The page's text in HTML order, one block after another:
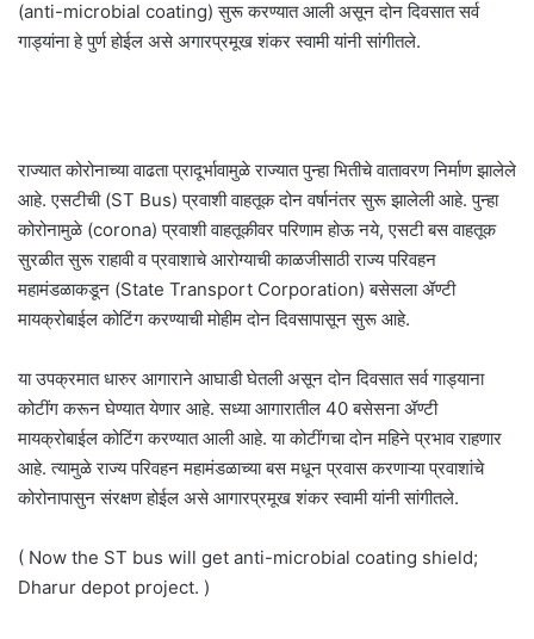
(anti-microbial coating) सुरू करण्यात आली असून दोन दिवसात सर्व
गाड्यांना हे पुर्ण होईल असे अगारप्रमूख शंकर स्वामी यांनी सांगीतले.
राज्यात कोरोनाच्या वाढता प्रादूर्भावामुळे राज्यात पुन्हा भितीचे वातावरण निर्माण झालेले
आहे. एसटीची (ST Bus) प्रवाशी वाहतूक दोन वर्षानंतर सुरू झालेली आहे. पुन्हा
कोरोनामुळे (corona) प्रवाशी वाहतूकीवर परिणाम होऊ नये, एसटी बस वाहतूक
सुरळीत सुरू राहावी व प्रवाशाचे आरोग्याची काळजीसाठी राज्य परिवहन
महामंडळाकडून (State Transport Corporation) बसेसला ॲण्टी
मायक्रोबाईल कोटिंग करण्याची मोहीम दोन दिवसापासून सुरू आहे.
या उपक्रमात धारुर आगाराने आघाडी घेतली असून दोन दिवसात सर्व गाड्याना
कोटींग करून घेण्यात येणार आहे. सध्या आगारातील 40 बसेसना ॲण्टी
मायक्रोबाईल कोटिंग करण्यात आली आहे. या कोटींगचा दोन महिने प्रभाव राहणार
आहे. त्यामुळे राज्य परिवहन महामंडळाच्या बस मधून प्रवास करणाऱ्या प्रवाशांचे
कोरोनापासुन संरक्षण होईल असे आगारप्रमूख शंकर स्वामी यांनी सांगीतले.
( Now the ST bus will get anti-microbial coating shield;
Dharur depot project. )